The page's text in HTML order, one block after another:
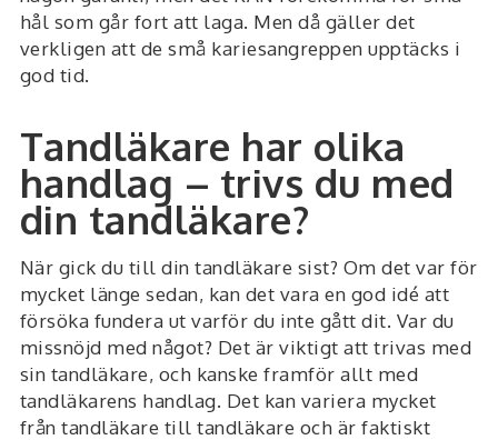
hål som går fort att laga. Men då gäller det
verkligen att de små kariesangreppen upptäcks i
god tid.
Tandläkare har olika
handlag – trivs du med
din tandläkare?
När gick du till din tandläkare sist? Om det var för
mycket länge sedan, kan det vara en god idé att
försöka fundera ut varför du inte gått dit. Var du
missnöjd med något? Det är viktigt att trivas med
sin tandläkare, och kanske framför allt med
tandläkarens handlag. Det kan variera mycket
från tandläkare till tandläkare och är faktiskt